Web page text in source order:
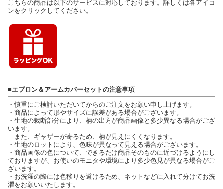
こちらの商品は以下のサービスに対応しております。詳しくは各アイコ
ンをクリックしてください。
■エプロン＆アームカバーセットの注意事項
・慎重にご検討いただいてからのご注文をお願い申し上げます。
・商品によって形やサイズに誤差がある場合がございます。
・生地の裁断部分により、柄の出方が商品画像と多少異なる場合がござ
います。
また、ギャザーが寄るため、柄が見えにくくなります。
・生地のロットにより、色味が異なって見える場合がございます。
・商品画像の色について、できるだけ商品そのものに近づけるようにし
ておりますが、お使いのモニタや環境により多少色見が異なる場合がご
ざいます。
・お洗濯の際には色移りを避けるため、ネットなどに入れて分けてお洗
濯をお願いいたします。